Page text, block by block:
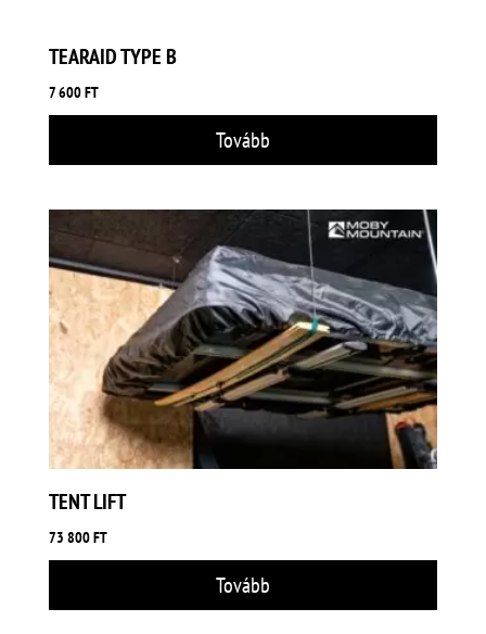
TEARAID TYPE B
7 600FT
Tovább
TENT LIFT
73 800FT
Tovább